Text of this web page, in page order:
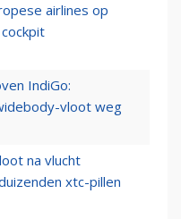
airlines op
IndiGo:
vloot weg
na vlucht
xtc-pillen